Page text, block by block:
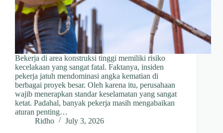
Bekerja di area konstruksi tinggi memiliki risiko
kecelakaan yang sangat fatal. Faktanya, insiden
pekerja jatuh mendominasi angka kematian di
berbagai proyek besar. Oleh karena itu, perusahaan
wajib menerapkan standar keselamatan yang sangat
ketat. Padahal, banyak pekerja masih mengabaikan
aturan penting…
Ridho
July 3, 2026